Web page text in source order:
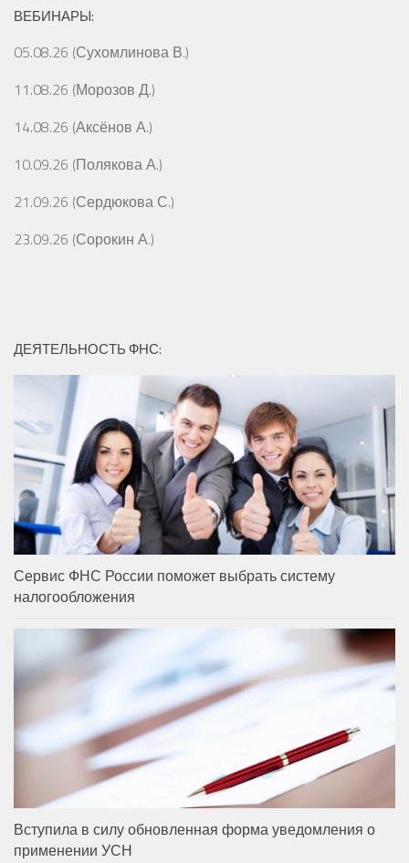
ВЕБИНАРЫ:
05.08.26 (Сухомлинова В.)
11.08.26 (Морозов Д.)
14.08.26 (Аксёнов А.)
10.09.26 (Полякова А.)
21.09.26 (Сердюкова С.)
23.09.26 (Сорокин А.)
ДЕЯТЕЛЬНОСТЬ ФНС:
Сервис ФНС России поможет выбрать систему
налогообложения
Вступила в силу обновленная форма уведомления о
применении УСН